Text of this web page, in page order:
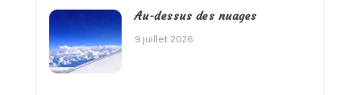
Au-dessus des nuages
9 juillet 2026